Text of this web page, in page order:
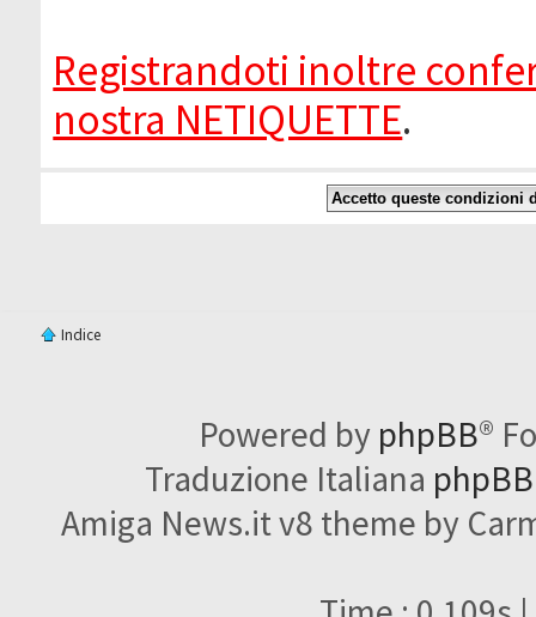
Registrandoti inoltre
nostra NETIQUETTE.
Indice
Powered by phpBB®
Traduzione Italiana
Amiga News.it v8 theme by